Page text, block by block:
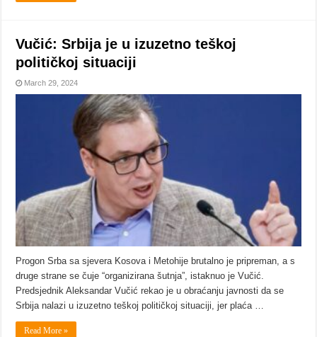
Vučić: Srbija je u izuzetno teškoj
političkoj situaciji
March 29, 2024
Progon Srba sa sjevera Kosova i Metohije brutalno je pripreman, a s
druge strane se čuje “organizirana šutnja”, istaknuo je Vučić.
Predsjednik Aleksandar Vučić rekao je u obraćanju javnosti da se
Srbija nalazi u izuzetno teškoj političkoj situaciji, jer plaća …
Read More »